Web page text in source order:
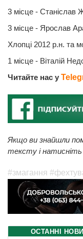
3 місце - Станіслав
3 місце - Ярослав
Хлопці 2012 р.н. та
1 місце - Віталій
Читайте нас у
Якщо ви знайшли
тексту і
#змагання
ОСТАННІ